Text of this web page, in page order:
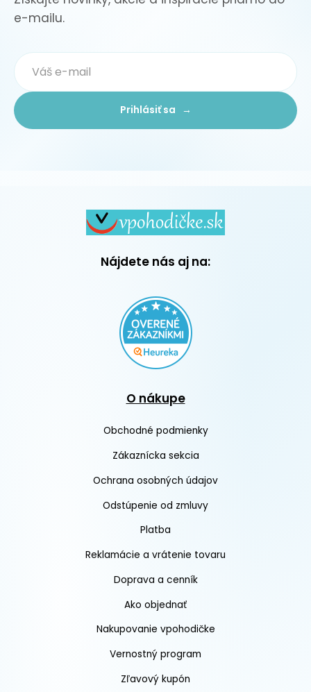
e-mailu.
Prihlásiť sa →
Nájdete nás aj na:
O nákupe
Obchodné podmienky
Zákaznícka sekcia
Ochrana osobných údajov
Odstúpenie od zmluvy
Platba
Reklamácie a vrátenie tovaru
Doprava a cenník
Ako objednať
Nakupovanie vpohodičke
Vernostný program
Zľavový kupón